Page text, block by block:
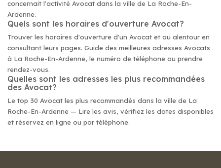
concernait l'activité Avocat dans la ville de La Roche-En-
Ardenne.
Quels sont les horaires d'ouverture Avocat?
Trouver les horaires d'ouverture d'un Avocat et au alentour en
consultant leurs pages. Guide des meilleures adresses Avocats
à La Roche-En-Ardenne, le numéro de téléphone ou prendre
rendez-vous.
Quelles sont les adresses les plus recommandées
des Avocat?
Le top 30 Avocat les plus recommandés dans la ville de La
Roche-En-Ardenne — Lire les avis, vérifiez les dates disponibles
et réservez en ligne ou par téléphone.